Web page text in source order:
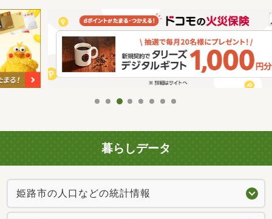
暮らしデータ
姫路市の人口などの統計情報